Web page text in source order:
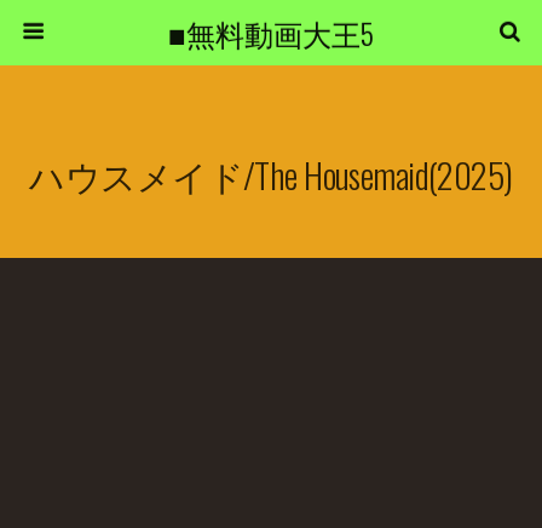
■無料動画大王5
ハウスメイド/The Housemaid(2025)